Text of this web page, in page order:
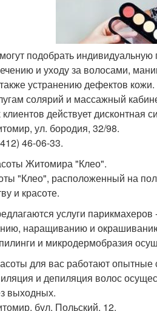
подобрать
и уходу за волосами,
устранению дефектов кожи.
солярий и массажный
действует дисконтная
ул. бородия, 32/98.
46-06-33.
Житомира "Клео".
"Клео", расположенный на
и красоте.
услуги
наращиванию и
и микродермобразия
для вас работают
и депиляция волос
выходных.
бул. Польский, 12.